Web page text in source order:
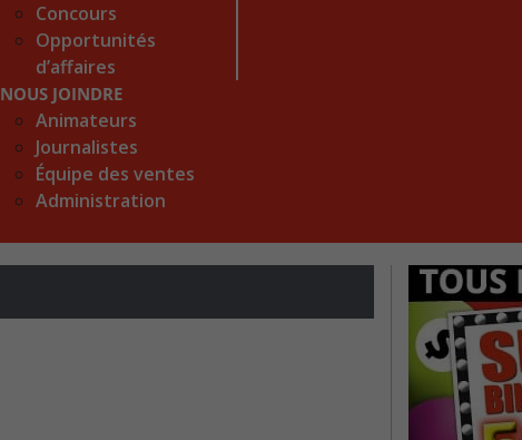
Concours
Opportunités
d’affaires
NOUS JOINDRE
Animateurs
Journalistes
Équipe des ventes
Administration